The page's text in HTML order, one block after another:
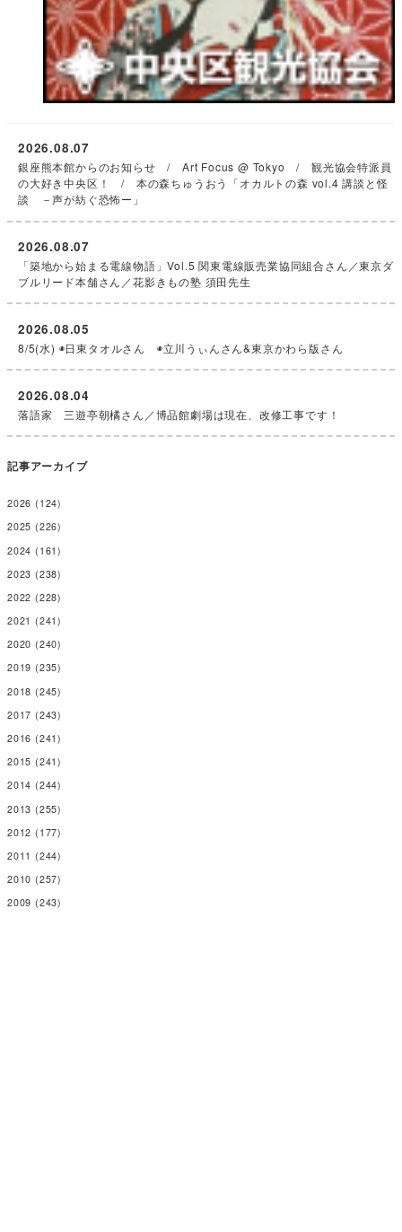
銀座熊本館からのお知らせ / Art Focus @ Tokyo / 観光協会特派員
の大好き中央区！ / 本の森ちゅうおう「オカルトの森 vol.4 講談と怪
談 －声が紡ぐ恐怖ー」
2026.08.07
「築地から始まる電線物語」Vol.5 関東電線販売業協同組合さん／東京ダ
ブルリード本舗さん／花影きもの塾 須田先生
2026.08.07
8/5(水) ◉日東タオルさん ◉立川うぃんさん&東京かわら版さん
2026.08.05
落語家 三遊亭朝橘さん／博品館劇場は現在、改修工事です！
2026.08.04
記事アーカイブ
2026 (124)
2025 (226)
2024 (161)
2023 (238)
2022 (228)
2021 (241)
2020 (240)
2019 (235)
2018 (245)
2017 (243)
2016 (241)
2015 (241)
2014 (244)
2013 (255)
2012 (177)
2011 (244)
2010 (257)
2009 (243)